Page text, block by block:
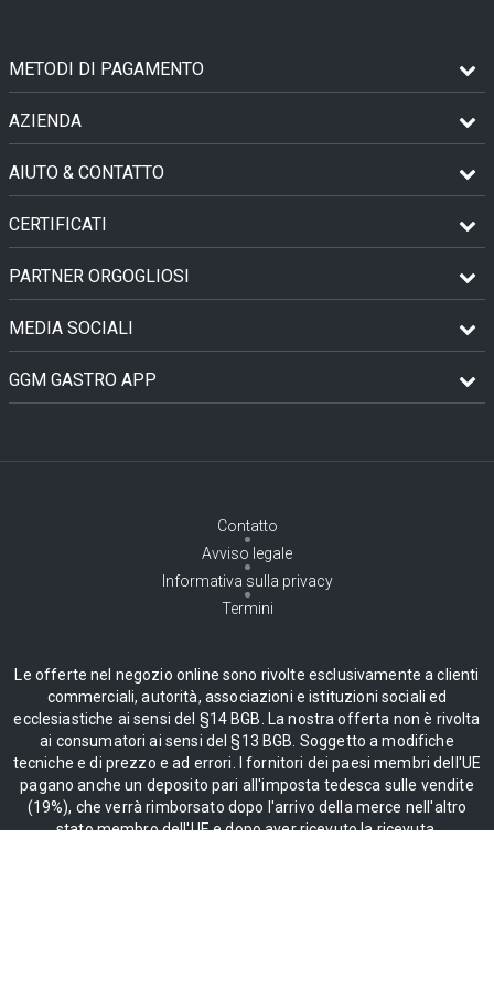
METODI DI PAGAMENTO
AZIENDA
AIUTO & CONTATTO
CERTIFICATI
PARTNER ORGOGLIOSI
MEDIA SOCIALI
GGM GASTRO APP
Contatto
Avviso legale
Informativa sulla privacy
Termini
Le offerte nel negozio online sono rivolte esclusivamente a clienti
commerciali, autorità, associazioni e istituzioni sociali ed
ecclesiastiche ai sensi del §14 BGB. La nostra offerta non è rivolta
ai consumatori ai sensi del §13 BGB. Soggetto a modifiche
tecniche e di prezzo e ad errori. I fornitori dei paesi membri dell'UE
pagano anche un deposito pari all'imposta tedesca sulle vendite
(19%), che verrà rimborsato dopo l'arrivo della merce nell'altro
stato membro dell'UE e dopo aver ricevuto la ricevuta.